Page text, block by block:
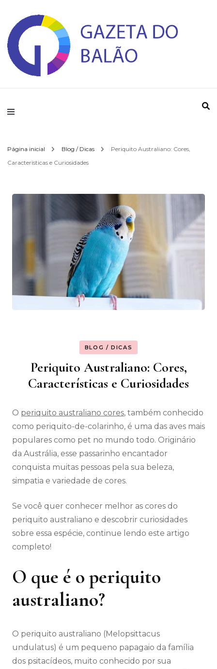
Gazeta do Balao
Página inicial Blog / Dicas
Periquito Australiano: Cores,
Características e Curiosidades
BLOG / DICAS
Periquito Australiano: Cores,
Características e Curiosidades
O periquito australiano cores, também conhecido
como periquito-de-colarinho, é uma das aves mais
populares como pet no mundo todo. Originário
da Austrália, esse passarinho encantador
conquista muitas pessoas pela sua beleza,
simpatia e variedade de cores.
Se você quer conhecer melhor as cores do
periquito australiano e descobrir curiosidades
sobre essa espécie, continue lendo este artigo
completo!
O que é o periquito
australiano?
O periquito australiano (Melopsittacus
undulatus) é um pequeno papagaio da família
dos psitacídeos, muito conhecido por sua